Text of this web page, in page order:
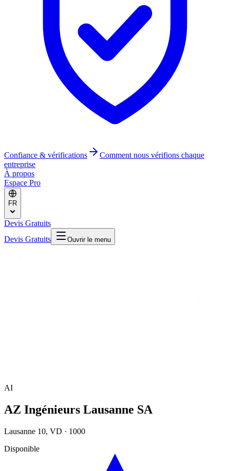
Confiance & vérifications
Comment nous vérifions chaque
entreprise
À propos
Espace Pro
FR
Devis Gratuits
Devis Gratuits
Ouvrir le menu
AI
AZ Ingénieurs Lausanne SA
Lausanne 10, VD · 1000
Disponible